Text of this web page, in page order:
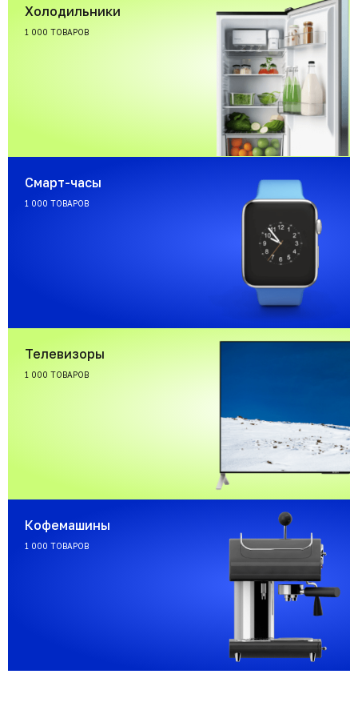
Холодильники
1 000 ТОВАРОВ
Смарт-часы
1 000 ТОВАРОВ
Телевизоры
1 000 ТОВАРОВ
Кофемашины
1 000 ТОВАРОВ